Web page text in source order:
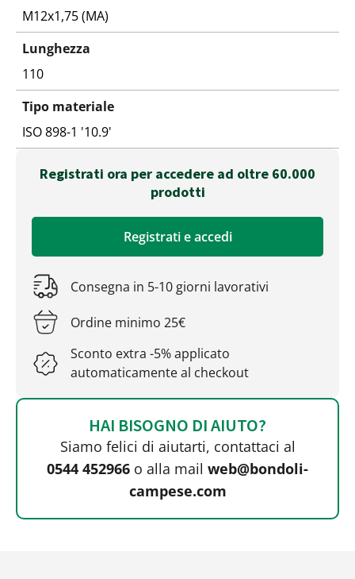
M12x1,75 (MA)
Lunghezza
110
Tipo materiale
ISO 898-1 '10.9'
Registrati ora per accedere ad oltre 60.000
prodotti
Registrati e accedi
Consegna in 5-10 giorni lavorativi
Ordine minimo 25€
Sconto extra -5% applicato
automaticamente al checkout
HAI BISOGNO DI AIUTO?
Siamo felici di aiutarti, contattaci al
0544 452966 o alla mail web@bondoli-
campese.com